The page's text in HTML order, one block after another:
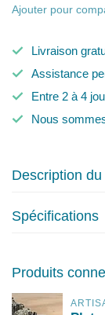
Ajouter pour
Livraison
Assistance
Entre 2 à 4
Nous
Description
Spécifications
Produits